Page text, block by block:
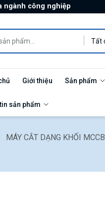
ngành công nghiệp
Tất
Giới thiệu Sản phẩm
sản phẩm
MÁY CẮT DẠNG KHỐI MCCB